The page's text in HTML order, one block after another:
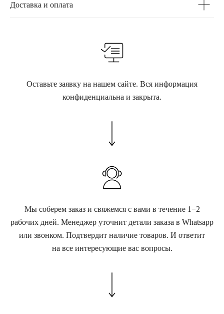
Доставка и оплата
Оставьте заявку на нашем сайте. Вся информация
конфиденциальна и закрыта.
Мы соберем заказ и свяжемся с вами в течение 1−2
рабочих дней. Менеджер уточнит детали заказа в Whatsapp
или звонком. Подтвердит наличие товаров. И ответит
на все интересующие вас вопросы.